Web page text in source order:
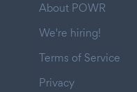
About POWR
We're hiring!
Terms of Service
Privacy